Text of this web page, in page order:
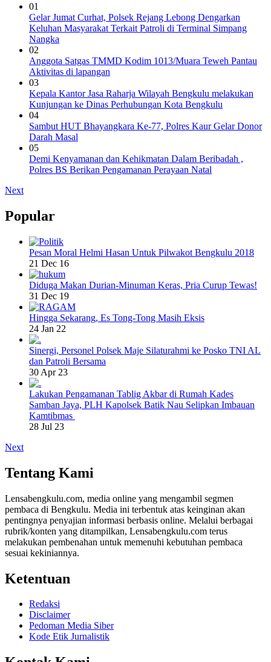
01
Gelar Jumat Curhat, Polsek Rejang Lebong Dengarkan
Keluhan Masyarakat Terkait Patroli di Terminal Simpang
Nangka
02
Anggota Satgas TMMD Kodim 1013/Muara Teweh Pantau
Aktivitas di lapangan
03
Kepala Kantor Jasa Raharja Wilayah Bengkulu melakukan
Kunjungan ke Dinas Perhubungan Kota Bengkulu
04
Sambut HUT Bhayangkara Ke-77, Polres Kaur Gelar Donor
Darah Masal
05
Demi Kenyamanan dan Kehikmatan Dalam Beribadah ,
Polres BS Berikan Pengamanan Perayaan Natal
Next
Popular
Pesan Moral Helmi Hasan Untuk Pilwakot Bengkulu 2018
21 Dec 16
Diduga Makan Durian-Minuman Keras, Pria Curup Tewas!
31 Dec 19
Hingga Sekarang, Es Tong-Tong Masih Eksis
24 Jan 22
Sinergi, Personel Polsek Maje Silaturahmi ke Posko TNI AL
dan Patroli Bersama
30 Apr 23
Lakukan Pengamanan Tablig Akbar di Rumah Kades
Samban Jaya, PLH Kapolsek Batik Nau Selipkan Imbauan
Kamtibmas
28 Jul 23
Next
Tentang Kami
Lensabengkulu.com, media online yang mengambil segmen
pembaca di Bengkulu. Media ini terbentuk atas keinginan akan
pentingnya penyajian informasi berbasis online. Melalui berbagai
rubrik/konten yang ditampilkan, Lensabengkulu.com terus
melakukan pembenahan untuk memenuhi kebutuhan pembaca
sesuai kekiniannya.
Ketentuan
Redaksi
Disclaimer
Pedoman Media Siber
Kode Etik Jurnalistik